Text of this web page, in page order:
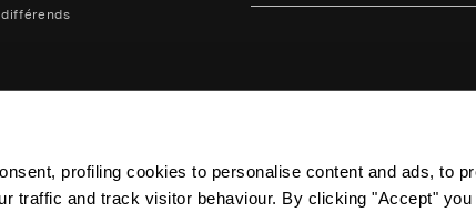
profiling cookies to personalise content and ads, to
traffic and track visitor behaviour. By clicking "Accept" you
Aquazzura Italia S.r.l. - Lungarno Corsini